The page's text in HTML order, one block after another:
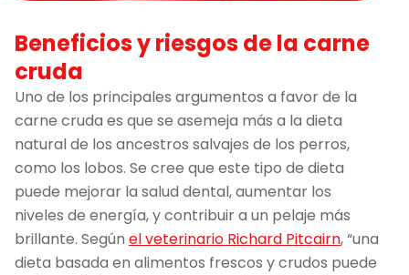
Beneficios y riesgos de la carne
cruda
Uno de los principales argumentos a favor de la
carne cruda es que se asemeja más a la dieta
natural de los ancestros salvajes de los perros,
como los lobos. Se cree que este tipo de dieta
puede mejorar la salud dental, aumentar los
niveles de energía, y contribuir a un pelaje más
brillante. Según el veterinario Richard Pitcairn, “una
dieta basada en alimentos frescos y crudos puede